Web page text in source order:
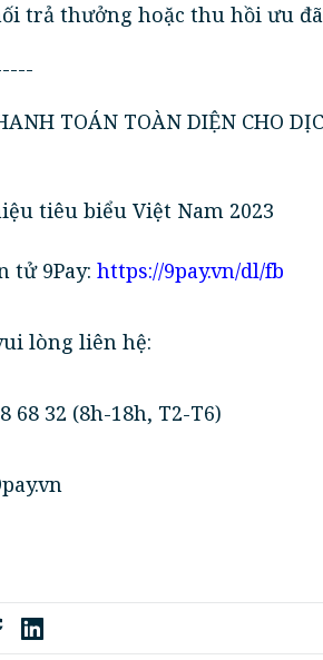
trả thưởng hoặc thu hồi ưu
TOÁN TOÀN DIỆN CHO
tiêu biểu Việt Nam 2023
tử 9Pay: https://9pay.vn/dl/fb
lòng liên hệ:
68 32 (8h-18h, T2-T6)